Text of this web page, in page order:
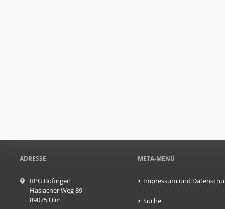
ADRESSE
RPG Böfingen
Haslacher Weg 89
89075 Ulm
META-MENÜ
Impressum und
Suche